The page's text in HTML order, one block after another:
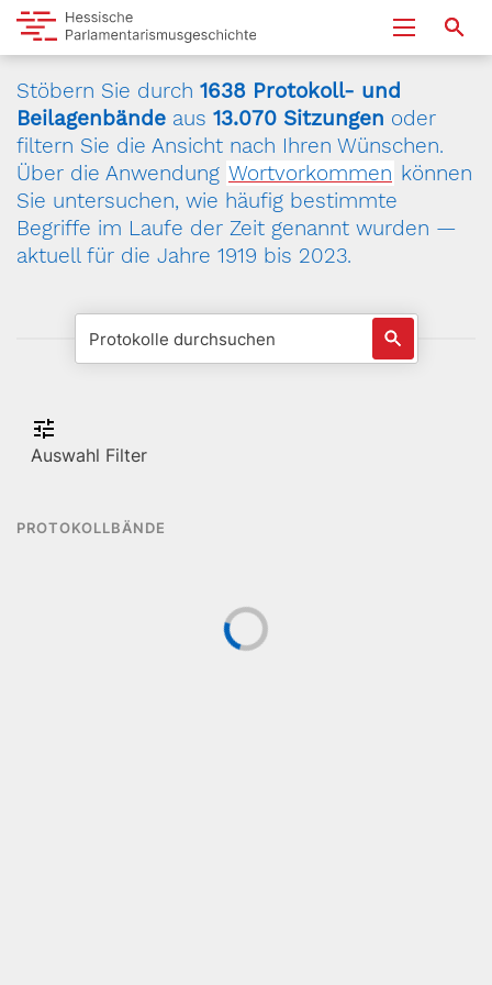
Stöbern Sie durch 1638 Protokoll- und
Beilagenbände aus 13.070 Sitzungen oder
filtern Sie die Ansicht nach Ihren Wünschen.
Über die Anwendung Wortvorkommen können
Sie untersuchen, wie häufig bestimmte
Begriffe im Laufe der Zeit genannt wurden —
aktuell für die Jahre 1919 bis 2023.
Auswahl Filter
PROTOKOLLBÄNDE